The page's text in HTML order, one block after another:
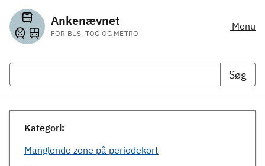
Ankenævnet
FOR BUS, TOG OG METRO
Menu
Søg
Kategori:
Manglende zone på periodekort